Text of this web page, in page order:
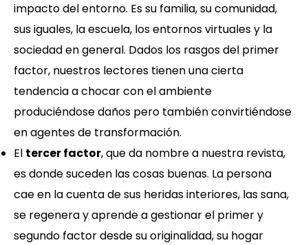
impacto del entorno. Es su familia, su comunidad,
sus iguales, la escuela, los entornos virtuales y la
sociedad en general. Dados los rasgos del primer
factor, nuestros lectores tienen una cierta
tendencia a chocar con el ambiente
produciéndose daños pero también convirtiéndose
en agentes de transformación.
El tercer factor, que da nombre a nuestra revista,
es donde suceden las cosas buenas. La persona
cae en la cuenta de sus heridas interiores, las sana,
se regenera y aprende a gestionar el primer y
segundo factor desde su originalidad, su hogar